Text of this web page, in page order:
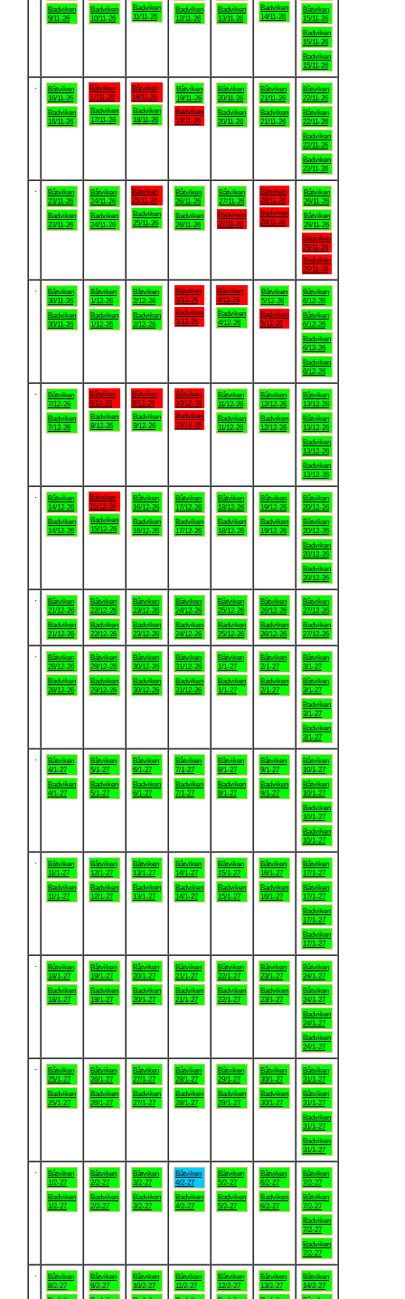
Badviken
9/11-26
Badviken
10/11-26
Badviken
11/11-26
Badviken
12/11-26
Badviken
13/11-26
Badviken
14/11-26
Båtviken
15/11-26
Badviken
15/11-26
Badviken
15/11-26
Båtviken
16/11-26
Badviken
16/11-26
Båtviken
17/11-26
Badviken
17/11-26
Båtviken
18/11-26
Badviken
18/11-26
Båtviken
19/11-26
Badviken
19/11-26
Båtviken
20/11-26
Badviken
20/11-26
Båtviken
21/11-26
Badviken
21/11-26
Båtviken
22/11-26
Båtviken
22/11-26
Badviken
22/11-26
Badviken
22/11-26
Båtviken
23/11-26
Badviken
23/11-26
Båtviken
24/11-26
Badviken
24/11-26
Båtviken
25/11-26
Badviken
25/11-26
Båtviken
26/11-26
Badviken
26/11-26
Båtviken
27/11-26
Badviken
27/11-26
Båtviken
28/11-26
Badviken
28/11-26
Båtviken
29/11-26
Båtviken
29/11-26
Badviken
29/11-26
Badviken
29/11-26
Båtviken
30/11-26
Badviken
30/11-26
Båtviken
1/12-26
Badviken
1/12-26
Båtviken
2/12-26
Badviken
2/12-26
Båtviken
3/12-26
Badviken
3/12-26
Båtviken
4/12-26
Badviken
4/12-26
Båtviken
5/12-26
Badviken
5/12-26
Båtviken
6/12-26
Båtviken
6/12-26
Badviken
6/12-26
Badviken
6/12-26
Båtviken
7/12-26
Badviken
7/12-26
Båtviken
8/12-26
Badviken
8/12-26
Båtviken
9/12-26
Badviken
9/12-26
Båtviken
10/12-26
Badviken
10/12-26
Båtviken
11/12-26
Badviken
11/12-26
Båtviken
12/12-26
Badviken
12/12-26
Båtviken
13/12-26
Båtviken
13/12-26
Badviken
13/12-26
Badviken
13/12-26
Båtviken
14/12-26
Badviken
14/12-26
Båtviken
15/12-26
Badviken
15/12-26
Båtviken
16/12-26
Badviken
16/12-26
Båtviken
17/12-26
Badviken
17/12-26
Båtviken
18/12-26
Badviken
18/12-26
Båtviken
19/12-26
Badviken
19/12-26
Båtviken
20/12-26
Båtviken
20/12-26
Badviken
20/12-26
Badviken
20/12-26
Båtviken
21/12-26
Badviken
21/12-26
Båtviken
22/12-26
Badviken
22/12-26
Båtviken
23/12-26
Badviken
23/12-26
Båtviken
24/12-26
Badviken
24/12-26
Båtviken
25/12-26
Badviken
25/12-26
Båtviken
26/12-26
Badviken
26/12-26
Båtviken
27/12-26
Badviken
27/12-26
Båtviken
28/12-26
Badviken
28/12-26
Båtviken
29/12-26
Badviken
29/12-26
Båtviken
30/12-26
Badviken
30/12-26
Båtviken
31/12-26
Badviken
31/12-26
Båtviken
1/1-27
Badviken
1/1-27
Båtviken
2/1-27
Badviken
2/1-27
Båtviken
3/1-27
Båtviken
3/1-27
Badviken
3/1-27
Badviken
3/1-27
Båtviken
4/1-27
Badviken
4/1-27
Båtviken
5/1-27
Badviken
5/1-27
Båtviken
6/1-27
Badviken
6/1-27
Båtviken
7/1-27
Badviken
7/1-27
Båtviken
8/1-27
Badviken
8/1-27
Båtviken
9/1-27
Badviken
9/1-27
Båtviken
10/1-27
Båtviken
10/1-27
Badviken
10/1-27
Badviken
10/1-27
Båtviken
11/1-27
Badviken
11/1-27
Båtviken
12/1-27
Badviken
12/1-27
Båtviken
13/1-27
Badviken
13/1-27
Båtviken
14/1-27
Badviken
14/1-27
Båtviken
15/1-27
Badviken
15/1-27
Båtviken
16/1-27
Badviken
16/1-27
Båtviken
17/1-27
Båtviken
17/1-27
Badviken
17/1-27
Badviken
17/1-27
Båtviken
18/1-27
Badviken
18/1-27
Båtviken
19/1-27
Badviken
19/1-27
Båtviken
20/1-27
Badviken
20/1-27
Båtviken
21/1-27
Badviken
21/1-27
Båtviken
22/1-27
Badviken
22/1-27
Båtviken
23/1-27
Badviken
23/1-27
Båtviken
24/1-27
Båtviken
24/1-27
Badviken
24/1-27
Badviken
24/1-27
Båtviken
25/1-27
Badviken
25/1-27
Båtviken
26/1-27
Badviken
26/1-27
Båtviken
27/1-27
Badviken
27/1-27
Båtviken
28/1-27
Badviken
28/1-27
Båtviken
29/1-27
Badviken
29/1-27
Båtviken
30/1-27
Badviken
30/1-27
Båtviken
31/1-27
Båtviken
31/1-27
Badviken
31/1-27
Badviken
31/1-27
Båtviken
1/2-27
Badviken
1/2-27
Båtviken
2/2-27
Badviken
2/2-27
Båtviken
3/2-27
Badviken
3/2-27
Båtviken
4/2-27
Badviken
4/2-27
Båtviken
5/2-27
Badviken
5/2-27
Båtviken
6/2-27
Badviken
6/2-27
Båtviken
7/2-27
Båtviken
7/2-27
Badviken
7/2-27
Badviken
7/2-27
Båtviken
8/2-27
Båtviken
9/2-27
Båtviken
10/2-27
Båtviken
11/2-27
Båtviken
12/2-27
Båtviken
13/2-27
Båtviken
14/2-27